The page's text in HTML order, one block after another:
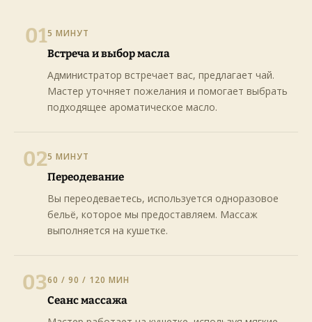
015 МИНУТ
Встреча и выбор масла
Администратор встречает вас, предлагает чай.
Мастер уточняет пожелания и помогает выбрать
подходящее ароматическое масло.
025 МИНУТ
Переодевание
Вы переодеваетесь, используется одноразовое
бельё, которое мы предоставляем. Массаж
выполняется на кушетке.
0360 / 90 / 120 МИН
Сеанс массажа